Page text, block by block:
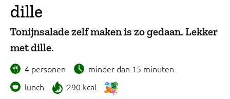
dille
Tonijnsalade zelf maken is zo gedaan. Lekker
met dille.
4 personen
minder dan 15 minuten
lunch
290 kcal